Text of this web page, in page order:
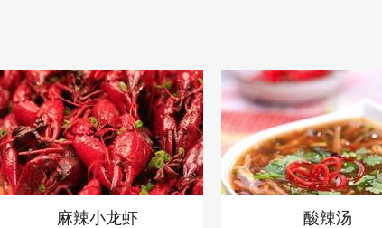
麻辣小龙虾 酸辣汤